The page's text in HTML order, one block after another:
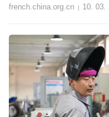
french.china.org.cn | 10. 03.